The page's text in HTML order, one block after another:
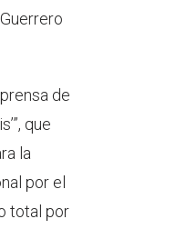
de
que
la
por el
total por